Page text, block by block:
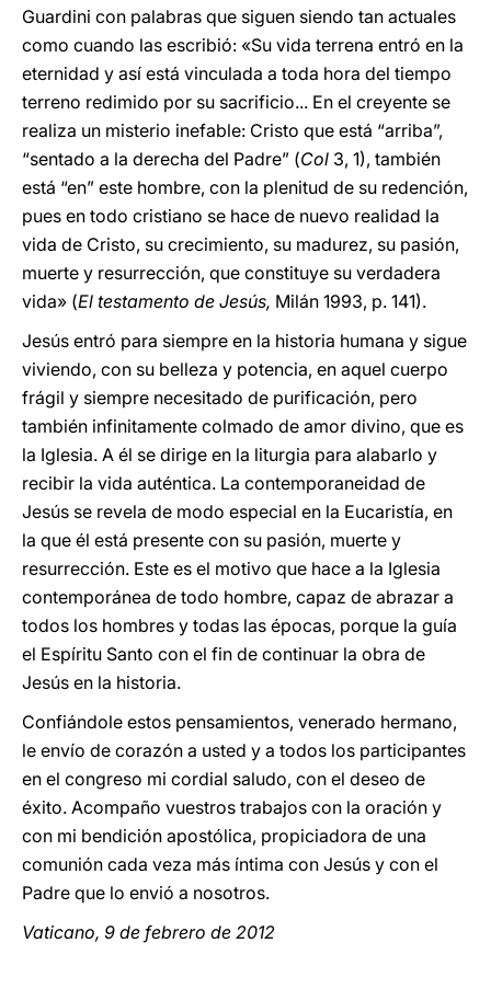
Guardini con palabras que siguen siendo tan actuales
como cuando las escribió: «Su vida terrena entró en la
eternidad y así está vinculada a toda hora del tiempo
terreno redimido por su sacrificio... En el creyente se
realiza un misterio inefable: Cristo que está “arriba”,
“sentado a la derecha del Padre” (Col 3, 1), también
está “en” este hombre, con la plenitud de su redención,
pues en todo cristiano se hace de nuevo realidad la
vida de Cristo, su crecimiento, su madurez, su pasión,
muerte y resurrección, que constituye su verdadera
vida» (El testamento de Jesús, Milán 1993, p. 141).
Jesús entró para siempre en la historia humana y sigue
viviendo, con su belleza y potencia, en aquel cuerpo
frágil y siempre necesitado de purificación, pero
también infinitamente colmado de amor divino, que es
la Iglesia. A él se dirige en la liturgia para alabarlo y
recibir la vida auténtica. La contemporaneidad de
Jesús se revela de modo especial en la Eucaristía, en
la que él está presente con su pasión, muerte y
resurrección. Este es el motivo que hace a la Iglesia
contemporánea de todo hombre, capaz de abrazar a
todos los hombres y todas las épocas, porque la guía
el Espíritu Santo con el fin de continuar la obra de
Jesús en la historia.
Confiándole estos pensamientos, venerado hermano,
le envío de corazón a usted y a todos los participantes
en el congreso mi cordial saludo, con el deseo de
éxito. Acompaño vuestros trabajos con la oración y
con mi bendición apostólica, propiciadora de una
comunión cada veza más íntima con Jesús y con el
Padre que lo envió a nosotros.
Vaticano, 9 de febrero de 2012